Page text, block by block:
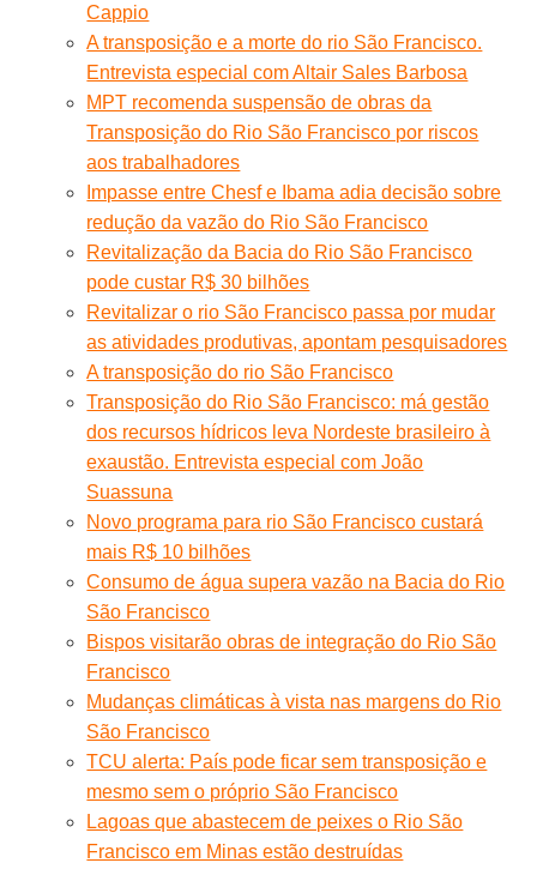
Cappio
A transposição e a morte do rio São Francisco.
Entrevista especial com Altair Sales Barbosa
MPT recomenda suspensão de obras da
Transposição do Rio São Francisco por riscos
aos trabalhadores
Impasse entre Chesf e Ibama adia decisão sobre
redução da vazão do Rio São Francisco
Revitalização da Bacia do Rio São Francisco
pode custar R$ 30 bilhões
Revitalizar o rio São Francisco passa por mudar
as atividades produtivas, apontam pesquisadores
A transposição do rio São Francisco
Transposição do Rio São Francisco: má gestão
dos recursos hídricos leva Nordeste brasileiro à
exaustão. Entrevista especial com João
Suassuna
Novo programa para rio São Francisco custará
mais R$ 10 bilhões
Consumo de água supera vazão na Bacia do Rio
São Francisco
Bispos visitarão obras de integração do Rio São
Francisco
Mudanças climáticas à vista nas margens do Rio
São Francisco
TCU alerta: País pode ficar sem transposição e
mesmo sem o próprio São Francisco
Lagoas que abastecem de peixes o Rio São
Francisco em Minas estão destruídas